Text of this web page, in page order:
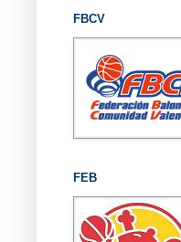
FBCV
FEB